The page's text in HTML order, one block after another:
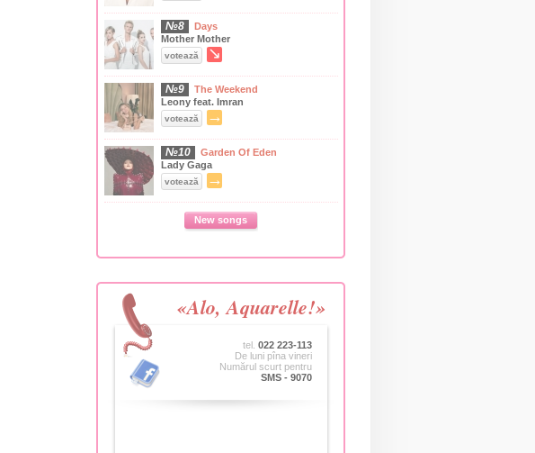
№8
Days
Mother Mother
votează ↘
№9
The Weekend
Leony feat. Imran
votează →
№10
Garden Of Eden
Lady Gaga
votează →
New songs
«Alo, Aquarelle!»
tel. 022 223-113
De luni pîna vineri
Numărul scurt pentru
SMS - 9070